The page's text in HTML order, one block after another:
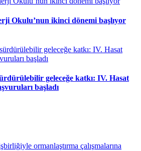
Okulu’nun ikinci dönemi başlıyor
geleceğe katkı: IV. Hasat
başladı